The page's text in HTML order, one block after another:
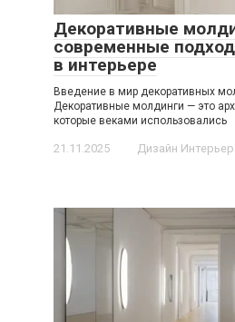
Декоративные
современные
в интерьере
Введение в мир декоративных
Декоративные молдинги — это
которые веками использовались
21.11.2025 Дизайн